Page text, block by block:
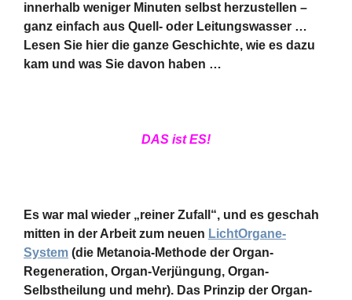
innerhalb weniger Minuten selbst herzustellen –
ganz einfach aus Quell- oder Leitungswasser …
Lesen Sie hier die ganze Geschichte, wie es dazu
kam und was Sie davon haben …
DAS ist ES!
Es war mal wieder „reiner Zufall“, und es geschah
mitten in der Arbeit zum neuen LichtOrgane-
System (die Metanoia-Methode der Organ-
Regeneration, Organ-Verjüngung, Organ-
Selbstheilung und mehr). Das Prinzip der Organ-